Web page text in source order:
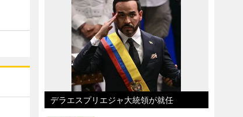
デラエスプリエジャ大統領が就任